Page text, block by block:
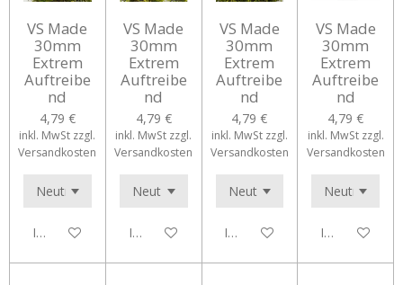
VS Made
30mm
Extrem
Auftreibe
nd
4,79 €
inkl. MwSt zzgl.
Versandkosten
In den Warenkorb
VS Made
30mm
Extrem
Auftreibe
nd
4,79 €
inkl. MwSt zzgl.
Versandkosten
In den Warenkorb
VS Made
30mm
Extrem
Auftreibe
nd
4,79 €
inkl. MwSt zzgl.
Versandkosten
In den Warenkorb
VS Made
30mm
Extrem
Auftreibe
nd
4,79 €
inkl. MwSt zzgl.
Versandkosten
In den